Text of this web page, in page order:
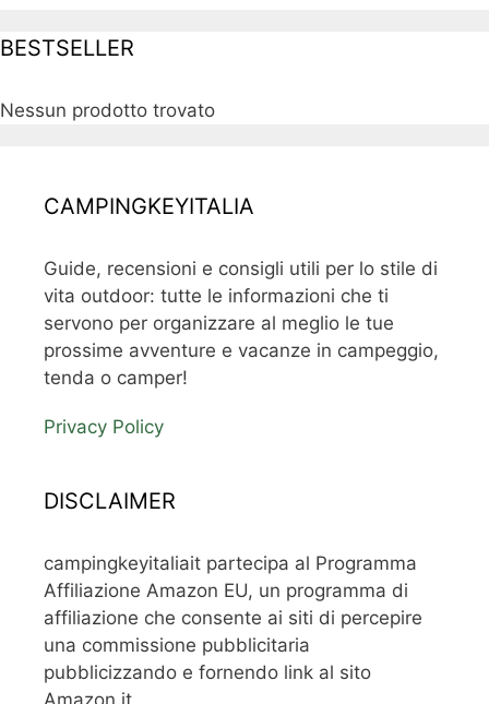
BESTSELLER
Nessun prodotto trovato
CAMPINGKEYITALIA
Guide, recensioni e consigli utili per lo stile di
vita outdoor: tutte le informazioni che ti
servono per organizzare al meglio le tue
prossime avventure e vacanze in campeggio,
tenda o camper!
Privacy Policy
DISCLAIMER
campingkeyitaliait partecipa al Programma
Affiliazione Amazon EU, un programma di
affiliazione che consente ai siti di percepire
una commissione pubblicitaria
pubblicizzando e fornendo link al sito
Amazon.it